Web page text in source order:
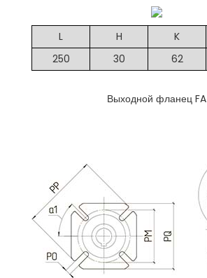
L H K
250
30 62
Выходной фланец FA